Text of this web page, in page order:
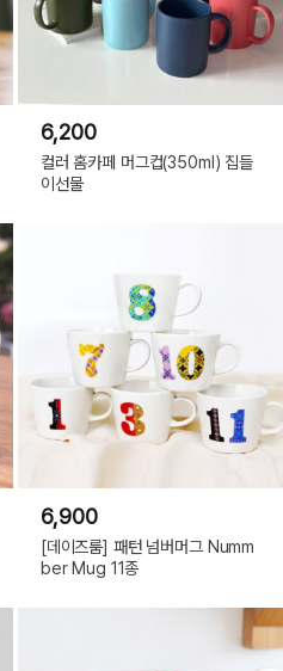
6,200
컬러 홈카페 머그컵(350ml) 집들
이선물
6,900
[데이즈룸] 패턴 넘버머그 Numm
ber Mug 11종